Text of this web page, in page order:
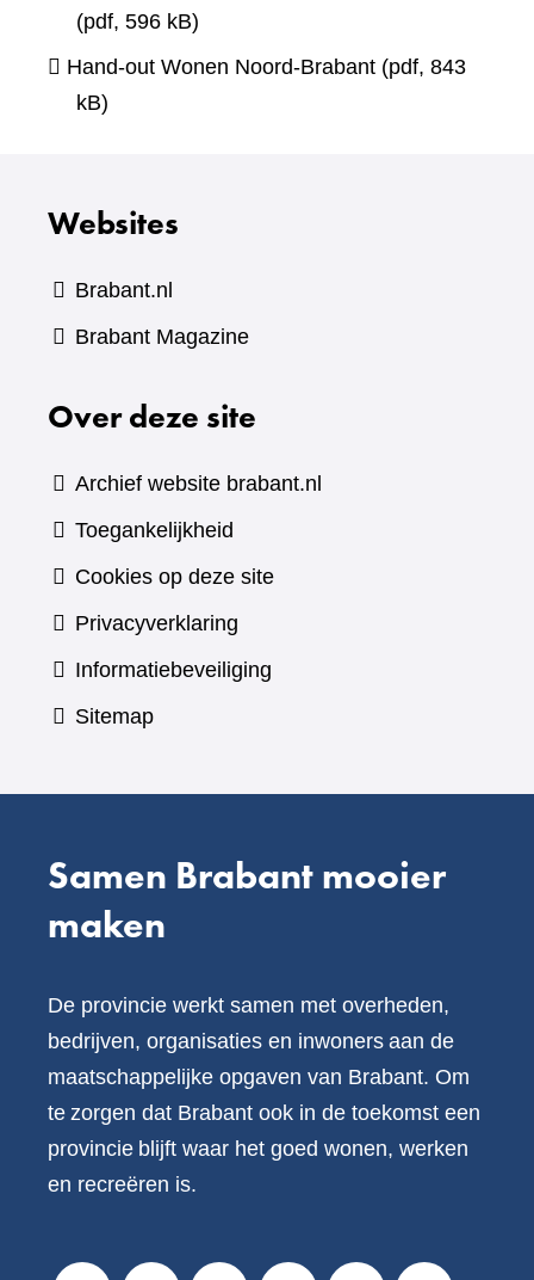
(pdf, 596 kB)
Hand-out Wonen Noord-Brabant (pdf, 843
kB)
Websites
Brabant.nl
Brabant Magazine(verwijst
een
website)
Over deze site
Archief website brabant.nl
Toegankelijkheid
Cookies op deze site
Privacyverklaring
Informatiebeveiliging
Sitemap
Samen Brabant mooier
maken
De provincie werkt samen met overheden,
bedrijven, organisaties en inwoners aan de
maatschappelijke opgaven van Brabant. Om
te zorgen dat Brabant ook in de toekomst een
provincie blijft waar het goed wonen, werken
en recreëren is.